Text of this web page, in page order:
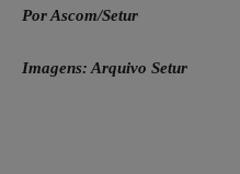
Por Ascom/Setur
Imagens: Arquivo Setur